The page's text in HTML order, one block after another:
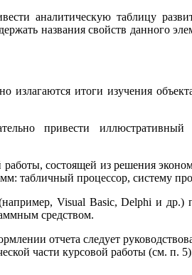
аналитическую таблицу
названия свойств данного
излагаются итоги изучения
привести
состоящей из решения
табличный процессор, систему
Visual Basic, Delphi и др.)
средством.
отчета следует
части курсовой работы (см. п.